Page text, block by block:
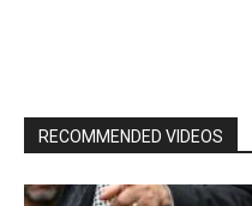
RECOMMENDED VIDEOS